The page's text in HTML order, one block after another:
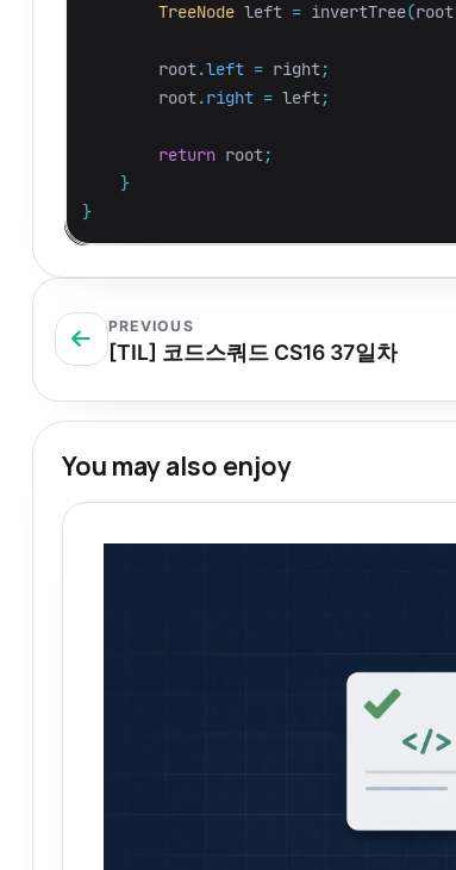
TreeNode left = invertTree(root
root.left = right;
root.right = left;
return root;
}
}
PREVIOUS
[TIL] 코드스쿼드 CS16 37일차
You may also enjoy